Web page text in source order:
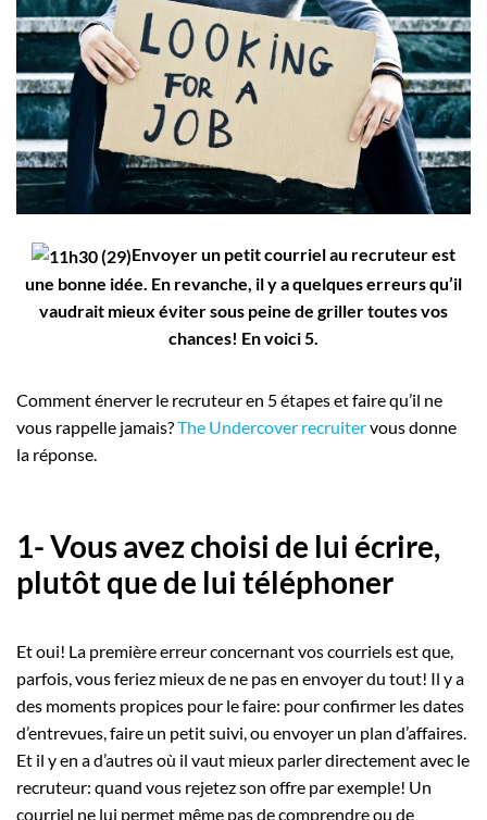
Employeurs
Publiez une offre d'emploi
Envoyer un petit courriel au recruteur est
une bonne idée. En revanche, il y a quelques erreurs qu’il
vaudrait mieux éviter sous peine de griller toutes vos
chances! En voici 5.
Comment énerver le recruteur en 5 étapes et faire qu’il ne
vous rappelle jamais?The Undercover recruitervous donne
la réponse.
1- Vous avez choisi de lui écrire,
plutôt que de lui téléphoner
Et oui! La première erreur concernant vos courriels est que,
parfois, vous feriez mieux de ne pas en envoyer du tout! Il y a
des moments propices pour le faire: pour confirmer les dates
d’entrevues, faire un petit suivi, ou envoyer un plan d’affaires.
Et il y en a d’autres où il vaut mieux parler directement avec le
recruteur: quand vous rejetez son offre par exemple! Un
courriel ne lui permet même pas de comprendre ou de